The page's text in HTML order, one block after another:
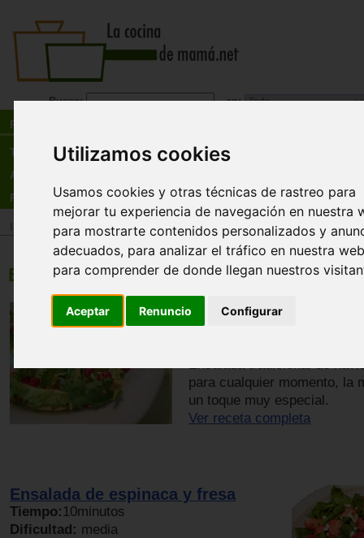
Utilizamos cookies
Usamos cookies y otras técnicas de rastreo para
mejorar tu experiencia de navegación en nuestra
para mostrarte contenidos personalizados y
adecuados, para analizar el tráfico en nuestra
para comprender de donde llegan nuestros
Aceptar Renuncio Configurar
Busca: en:
Recetas
Tienda
Actualidad
Registro
Recetas>Ensaladas
Ensaladas y verduras
Ensalada de navidad
Tiempo:
Ensalada tradicional de
para cualquier momento, la
un toque muy especial.
Ver receta completa
Ensalada de espinaca y fresa
Tiempo:10minutos
Dificultad: media